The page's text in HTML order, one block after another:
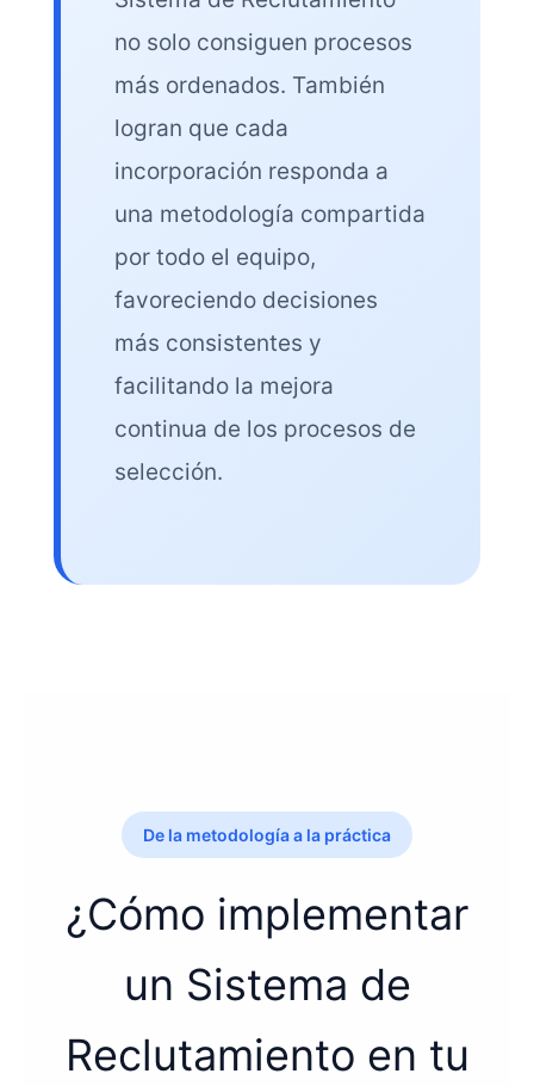
no solo consiguen procesos
más ordenados. También
logran que cada
incorporación responda a
una metodología compartida
por todo el equipo,
favoreciendo decisiones
más consistentes y
facilitando la mejora
continua de los procesos de
selección.
De la metodología a la práctica
¿Cómo implementar
un Sistema de
Reclutamiento en tu